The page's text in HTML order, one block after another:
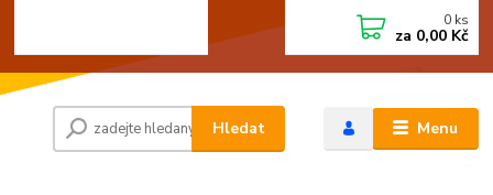
Menu
Hledat
0 ks
za 0,00 Kč